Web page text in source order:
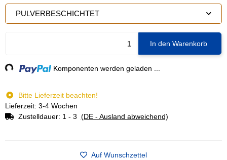
PULVERBESCHICHTET
In den Warenkorb
Komponenten werden geladen ...
Bitte Lieferzeit beachten!
Lieferzeit: 3-4 Wochen
Zustelldauer: 1 - 3 (DE - Ausland abweichend)
Auf Wunschzettel